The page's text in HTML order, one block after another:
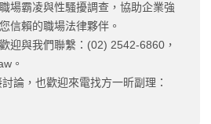
場霸凌與性騷擾調查，協助企業強
信賴的職場法律夥伴。
迎與我們聯繫：(02) 2542-6860，
。
論，也歡迎來電找方一昕副理：